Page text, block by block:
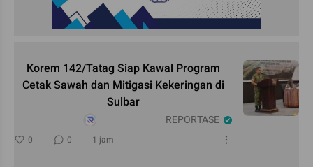
Korem 142/Tatag Siap Kawal Program
Cetak Sawah dan Mitigasi Kekeringan di
Sulbar
REPORTASE
0 0 1 jam